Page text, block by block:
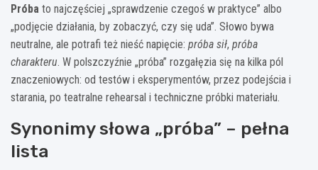
Próba to najczęściej „sprawdzenie czegoś w praktyce” albo
„podjęcie działania, by zobaczyć, czy się uda”. Słowo bywa
neutralne, ale potrafi też nieść napięcie: próba sił, próba
charakteru. W polszczyźnie „próba” rozgałęzia się na kilka pól
znaczeniowych: od testów i eksperymentów, przez podejścia i
starania, po teatralne rehearsal i techniczne próbki materiału.
Synonimy słowa „próba” – pełna
lista